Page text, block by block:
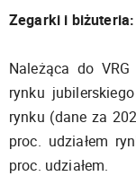
Zegarki i
Należąca do
rynku
rynku (dane za
proc. udziałem
proc. udziałem.